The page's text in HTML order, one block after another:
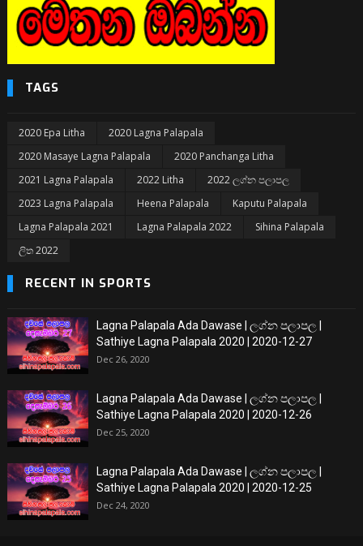
TAGS
2020 Epa Litha
2020 Lagna Palapala
2020 Masaye Lagna Palapala
2020 Panchanga Litha
2021 Lagna Palapala
2022 Litha
2022 ලග්න පලාපල
2023 Lagna Palapala
Heena Palapala
Kaputu Palapala
Lagna Palapala 2021
Lagna Palapala 2022
Sihina Palapala
ලිත 2022
RECENT IN SPORTS
Lagna Palapala Ada Dawase | ලග්න පලාපල |
Sathiye Lagna Palapala 2020 | 2020-12-27
Dec 26, 2020
Lagna Palapala Ada Dawase | ලග්න පලාපල |
Sathiye Lagna Palapala 2020 | 2020-12-26
Dec 25, 2020
Lagna Palapala Ada Dawase | ලග්න පලාපල |
Sathiye Lagna Palapala 2020 | 2020-12-25
Dec 24, 2020